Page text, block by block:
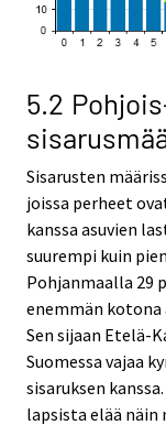
5.2
Sisarusten
joissa perheet
kanssa asuvien
suurempi kuin
Pohjanmaalla 29
enemmän kotona
Sen sijaan Etelä-
Suomessa vajaa
sisaruksen
lapsista elää näin